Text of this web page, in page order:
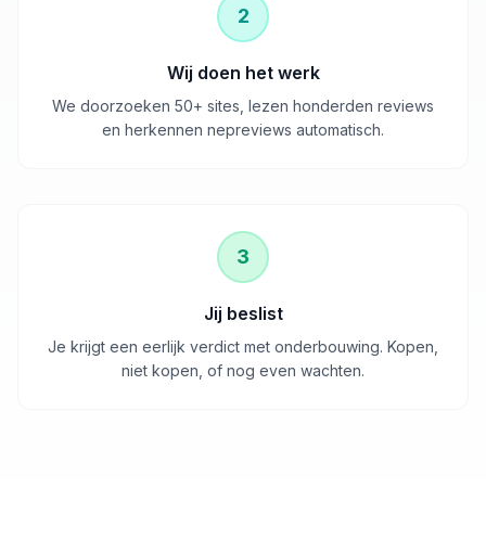
2
Wij doen het werk
We doorzoeken 50+ sites, lezen honderden reviews
en herkennen nepreviews automatisch.
3
Jij beslist
Je krijgt een eerlijk verdict met onderbouwing. Kopen,
niet kopen, of nog even wachten.